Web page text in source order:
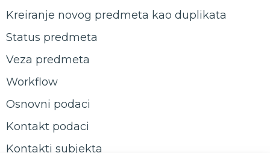
Kreiranje novog predmeta kao duplikata
Status predmeta
Veza predmeta
Workflow
Osnovni podaci
Kontakt podaci
Kontakti subjekta